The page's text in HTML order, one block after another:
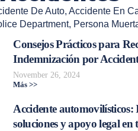
De Auto, Accidente En
Department, Persona
Consejos Prácticos para
Indemnización por
November 26, 2024
Más >>
Accidente automovilísticos:
soluciones y apoyo legal